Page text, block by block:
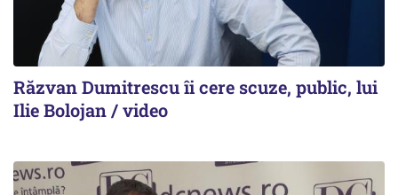
Răzvan Dumitrescu îi cere scuze, public, lui
Ilie Bolojan / video